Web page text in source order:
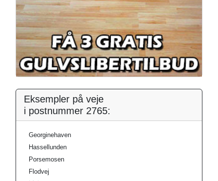
Eksempler på veje
i postnummer 2765:
Georginehaven
Hassellunden
Porsemosen
Flodvej